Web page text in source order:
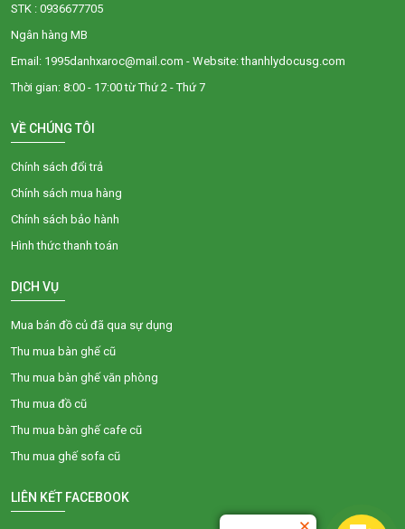
STK : 0936677705
Ngân hàng MB
Email: 1995danhxaroc@mail.com - Website: thanhlydocusg.com
Thời gian: 8:00 - 17:00 từ Thứ 2 - Thứ 7
VỀ CHÚNG TÔI
Chính sách đổi trả
Chính sách mua hàng
Chính sách bảo hành
Hình thức thanh toán
DỊCH VỤ
Mua bán đồ củ đã qua sự dụng
Thu mua bàn ghế cũ
Thu mua bàn ghế văn phòng
Thu mua đồ cũ
Thu mua bàn ghế cafe cũ
Thu mua ghế sofa cũ
LIÊN KẾT FACEBOOK